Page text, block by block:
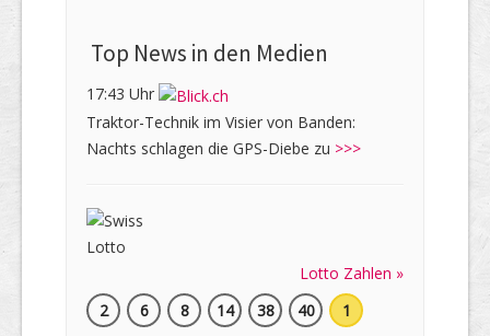
Top News in den Medien
17:43 Uhr
Traktor-Technik im Visier von Banden:
Nachts schlagen die GPS-Diebe zu >>>
Lotto Zahlen »
2
6 8 14 38 40 1